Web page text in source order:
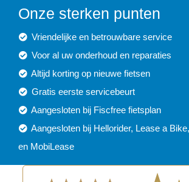
Onze sterken punten
Vriendelijke en betrouwbare service
Voor al uw onderhoud en reparaties
Altijd korting op nieuwe fietsen
Gratis eerste servicebeurt
Aangesloten bij Fiscfree fietsplan
Aangesloten bij Hellorider, Lease a
en MobiLease